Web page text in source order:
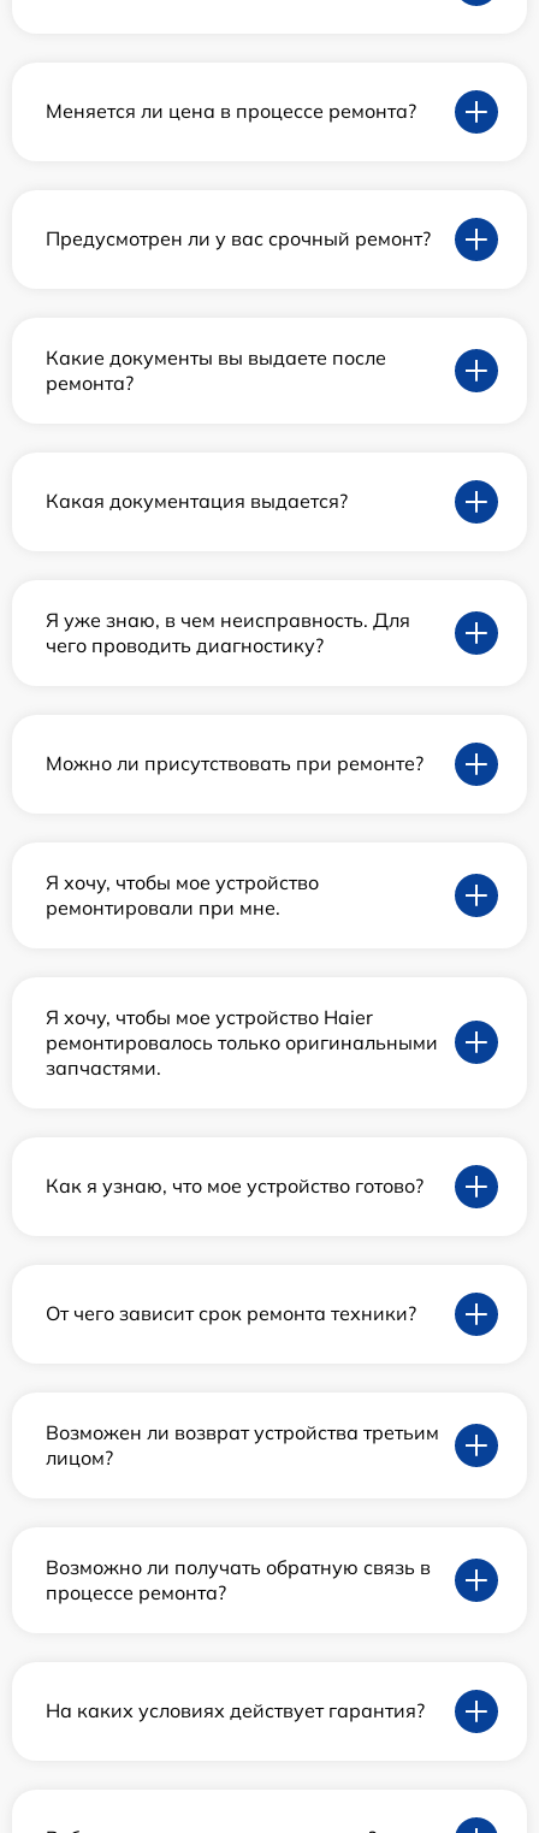
Меняется ли цена в процессе ремонта?
Предусмотрен ли у вас срочный ремонт?
Какие документы вы выдаете после
ремонта?
Какая документация выдается?
Я уже знаю, в чем неисправность. Для
чего проводить диагностику?
Можно ли присутствовать при ремонте?
Я хочу, чтобы мое устройство
ремонтировали при мне.
Я хочу, чтобы мое устройство Haier
ремонтировалось только оригинальными
запчастями.
Как я узнаю, что мое устройство готово?
От чего зависит срок ремонта техники?
Возможен ли возврат устройства третьим
лицом?
Возможно ли получать обратную связь в
процессе ремонта?
На каких условиях действует гарантия?